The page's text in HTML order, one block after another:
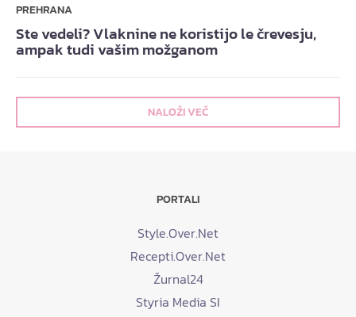
PREHRANA
Ste vedeli? Vlaknine ne koristijo le črevesju,
ampak tudi vašim možganom
NALOŽI VEČ
PORTALI
Style.Over.Net
Recepti.Over.Net
Žurnal24
Styria Media SI